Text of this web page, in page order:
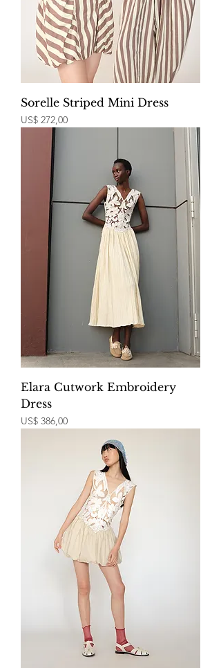
Sorelle Striped Mini Dress
Price
US$ 272,00
Elara Cutwork Embroidery
Dress
Price
US$ 386,00